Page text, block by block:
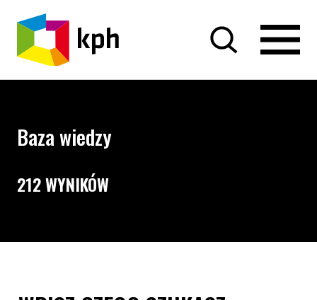
PRZEJDŹ DO TREŚCI
Baza wiedzy
212 WYNIKÓW
Opcje wyszukiwania i filtrowania treści
Wyszukiwarka